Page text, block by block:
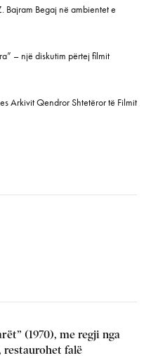
Bajram Begaj në ambientet e
– një diskutim përtej filmit
Arkivit Qendror Shtetëror të Filmit
(1970), me regji nga
restaurohet falë